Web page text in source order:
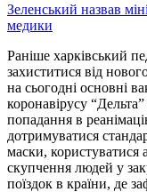
Зеленський назвав
медики
Раніше харківський
захиститися від
на сьогодні основні
коронавірусу “Дельта”
попадання в
дотримуватися
маски, користуватися
скупчення людей у
поїздок в країни, де